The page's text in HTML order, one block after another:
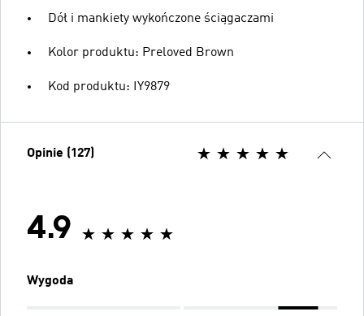
Dół i mankiety wykończone ściągaczami
Kolor produktu: Preloved Brown
Kod produktu: IY9879
Opinie (127)
4.9
Wygoda